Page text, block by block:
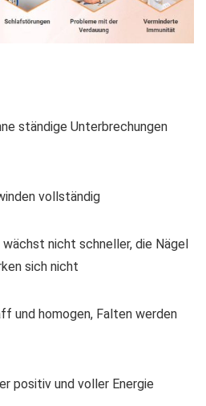
ständige Unterbrechungen
vollständig
nicht schneller, die Nägel
sich nicht
und homogen, Falten werden
positiv und voller Energie